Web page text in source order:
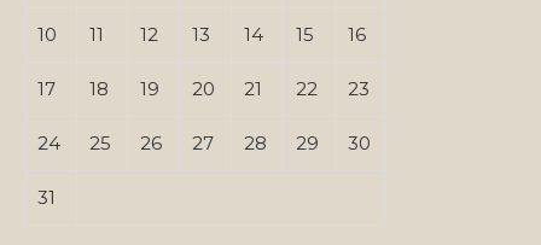
10 11 12 13 14 15 16
17 18 19 20 21 22 23
24 25 26 27 28 29 30
31